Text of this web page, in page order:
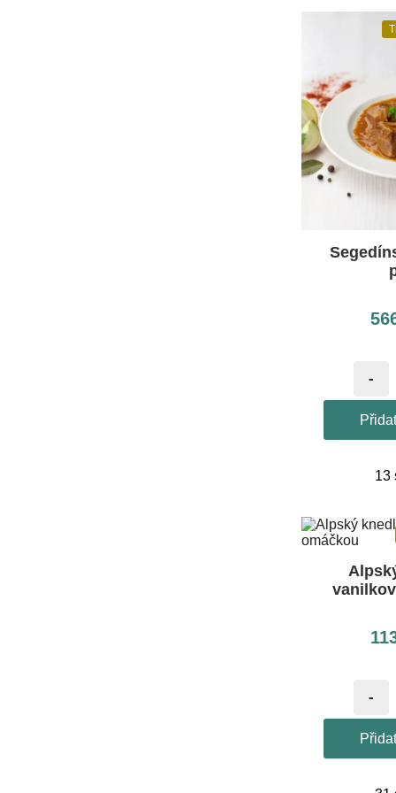
-
13
-